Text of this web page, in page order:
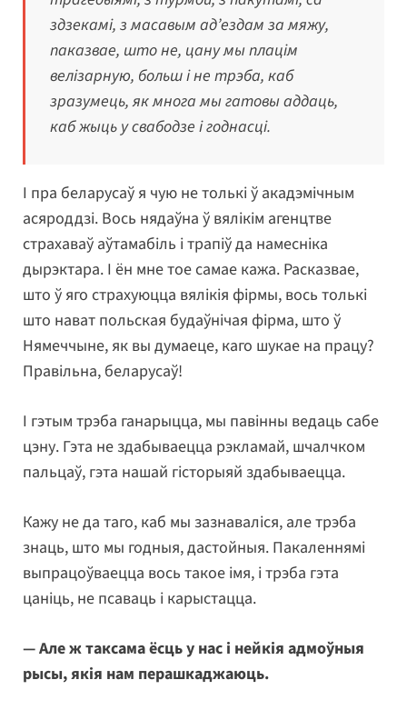
здзекамі, з масавым ад’ездам за мяжу,
паказвае, што не, цану мы плацім
велізарную, больш і не трэба, каб
зразумець, як многа мы гатовы аддаць,
каб жыць у свабодзе і годнасці.
І пра беларусаў я чую не толькі ў акадэмічным
асяроддзі. Вось нядаўна ў вялікім агенцтве
страхаваў аўтамабіль і трапіў да намесніка
дырэктара. І ён мне тое самае кажа. Расказвае,
што ў яго страхуюцца вялікія фірмы, вось толькі
што нават польская будаўнічая фірма, што ў
Нямеччыне, як вы думаеце, каго шукае на працу?
Правільна, беларусаў!
І гэтым трэба ганарыцца, мы павінны ведаць сабе
цэну. Гэта не здабываецца рэкламай, шчалчком
пальцаў, гэта нашай гісторыяй здабываецца.
Кажу не да таго, каб мы зазнаваліся, але трэба
знаць, што мы годныя, дастойныя. Пакаленнямі
выпрацоўваецца вось такое імя, і трэба гэта
цаніць, не псаваць і карыстацца.
— Але ж таксама ёсць у нас і нейкія адмоўныя
рысы, якія нам перашкаджаюць.